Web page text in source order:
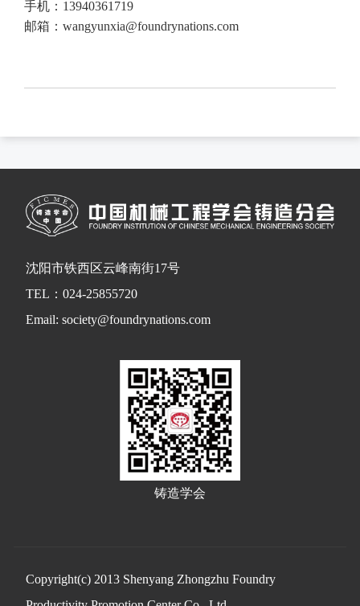
手机：13940361719
邮箱：wangyunxia@foundrynations.com
沈阳市铁西区云峰南街17号
TEL：024-25855720
Email: society@foundrynations.com
铸造学会
Copyright(c) 2013 Shenyang Zhongzhu Foundry